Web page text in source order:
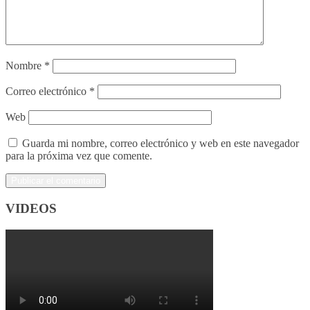
Nombre *
Correo electrónico *
Web
Guarda mi nombre, correo electrónico y web en este navegador
para la próxima vez que comente.
VIDEOS